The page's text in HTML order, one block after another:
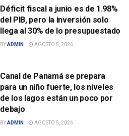
Déficit fiscal a junio es de 1.98%
del PIB, pero la inversión solo
llega al 30% de lo presupuestado
BYADMIN AGOSTO 5, 2026
Canal de Panamá se prepara
para un niño fuerte, los niveles
de los lagos están un poco por
debajo
BYADMIN AGOSTO 5, 2026